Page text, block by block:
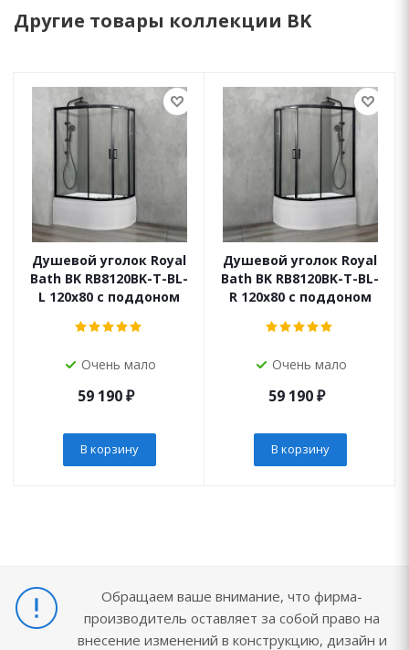
Другие товары коллекции BK
Душевой уголок Royal
Bath BK RB8120BK-T-BL-
L 120x80 с поддоном
Очень мало
59 190₽
В корзину
Душевой уголок Royal
Bath BK RB8120BK-T-BL-
R 120x80 с поддоном
Очень мало
59 190₽
В корзину
Обращаем ваше внимание, что фирма-
производитель оставляет за собой право на
внесение изменений в конструкцию, дизайн и